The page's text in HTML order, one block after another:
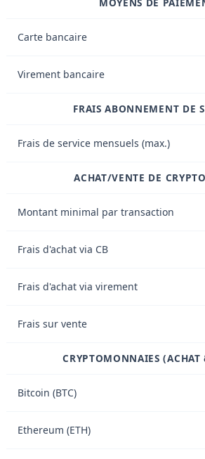
Carte bancaire
Virement bancaire
FRAIS ABONNEMENT DE
Frais de service mensuels (max.)
ACHAT/VENTE DE
Montant minimal par transaction
Frais d'achat via CB
Frais d'achat via virement
Frais sur vente
CRYPTOMONNAIES (ACHAT
Bitcoin (BTC)
Ethereum (ETH)